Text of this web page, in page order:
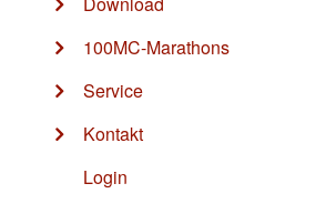
100MC-Marathons
Service
Kontakt
Login